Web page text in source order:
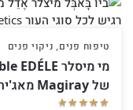
טיפוח פנים, ניקוי פנים
של Magiray מאג'יריי 120 מ"ל